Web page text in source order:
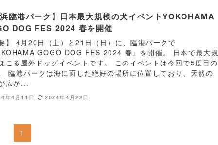
浜臨港パーク】日本最大規模の犬イベントYOKOHAMA
DOG FES 2024 春を開催
要】 4月20日（土）と21日（日）に、臨港パークで
GOGO DOG FES 2024 春』を開催。 日本で最大規
こる屋外ドッグイベントです。 このイベントは今回で5度目の
臨港パークは海に面した絶好の場所に位置しており、天然の
広が...
年4月11日 2024年4月22日
1